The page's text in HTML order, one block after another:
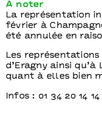
À noter
La représentation
février à
été annulée en
Les
d’Eragny ainsi qu’à
quant à elles bien
Infos : 01 34 20 14 14